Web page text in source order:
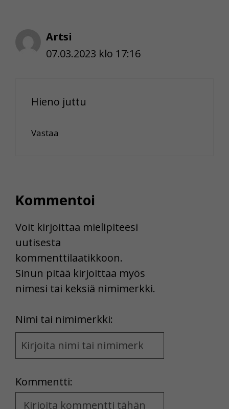
Artsi
07.03.2023 klo 17:16
Hieno juttu
Vastaa
Kommentoi
Voit kirjoittaa mielipiteesi
uutisesta
kommenttilaatikkoon.
Sinun pitää kirjoittaa myös
nimesi tai keksiä nimimerkki.
Nimi tai nimimerkki:
Name
and
Kommentti:
Kommentti